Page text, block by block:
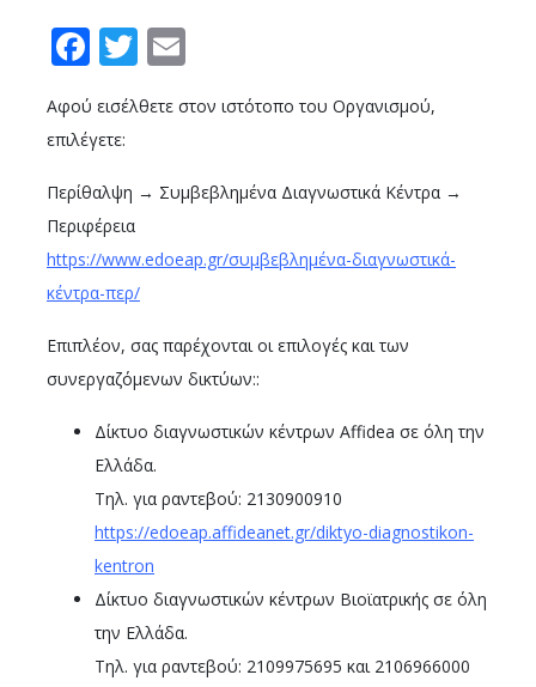
Facebook
Twitter
Αφού εισέλθετε στον ιστότοπο του Οργανισμού,
επιλέγετε:
Περίθαλψη → Συμβεβλημένα Διαγνωστικά Κέντρα →
Περιφέρεια
https://www.edoeap.gr/συμβεβλημένα-διαγνωστικά-
κέντρα-περ/
Επιπλέον, σας παρέχονται οι επιλογές και των
συνεργαζόμενων δικτύων::
Δίκτυο διαγνωστικών κέντρων Affidea σε όλη την
Ελλάδα.
Τηλ. για ραντεβού: 2130900910
https://edoeap.affideanet.gr/diktyo-diagnostikon-
kentron
Δίκτυο διαγνωστικών κέντρων Βιοϊατρικής σε όλη
την Ελλάδα.
Τηλ. για ραντεβού: 2109975695 και 2106966000